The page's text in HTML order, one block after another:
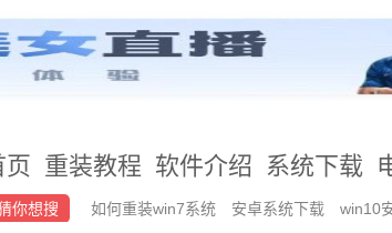
页 重装教程 软件介绍 系统下载
你想搜 如何重装win7系统 安卓系统下载 win10